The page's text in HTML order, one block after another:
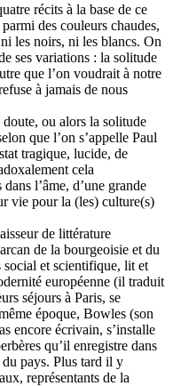
récits à la base de ce
des couleurs chaudes,
les noirs, ni les blancs. On
ses variations : la solitude
que l’on voudrait à notre
à jamais de nous
ou alors la solitude
que l’on s’appelle Paul
tragique, lucide, de
cela
l’âme, d’une grande
vie pour la (les) culture(s)
de littérature
de la bourgeoisie et du
et scientifique, lit et
européenne (il traduit
séjours à Paris, se
époque, Bowles (son
encore écrivain, s’installe
qu’il enregistre dans
pays. Plus tard il y
représentants de la